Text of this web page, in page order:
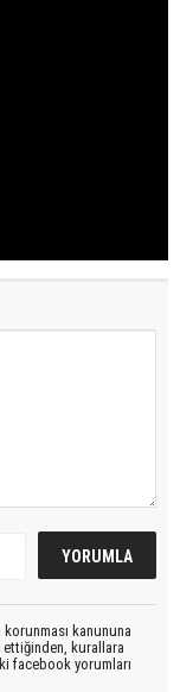
kanununa
kurallara
facebook yorumları